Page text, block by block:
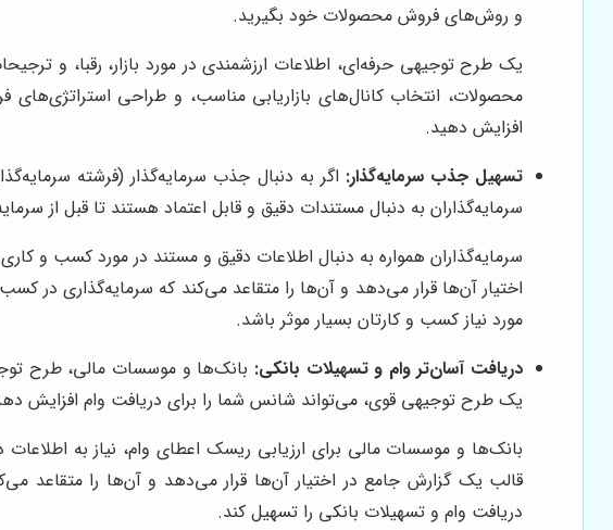
و روش‌های فروش محصولات خود بگیرید.
یک طرح توجیهی حرفه‌ای، اطلاعات ارزشمندی در مورد بازار، رقبا، و
محصولات، انتخاب کانال‌های بازاریابی مناسب، و طراحی
افزایش دهید.
تسهیل جذب سرمایه‌گذار: اگر به دنبال جذب سرمایه‌گذار (فرشته
سرمایه‌گذاران به دنبال مستندات دقیق و قابل اعتماد هستند تا قبل از
سرمایه‌گذاران همواره به دنبال اطلاعات دقیق و مستند در مورد کسب و
اختیار آن‌ها قرار می‌دهد و آن‌ها را متقاعد می‌کند که سرمایه‌گذاری
مورد نیاز کسب و کارتان بسیار موثر باشد.
دریافت آسان‌تر وام و تسهیلات بانکی: بانک‌ها و موسسات مالی، طرح
یک طرح توجیهی قوی، می‌تواند شانس شما را برای دریافت وام افزایش
بانک‌ها و موسسات مالی برای ارزیابی ریسک اعطای وام، نیاز به
قالب یک گزارش جامع در اختیار آن‌ها قرار می‌دهد و آن‌ها را متقاعد
دریافت وام و تسهیلات بانکی را تسهیل کند.